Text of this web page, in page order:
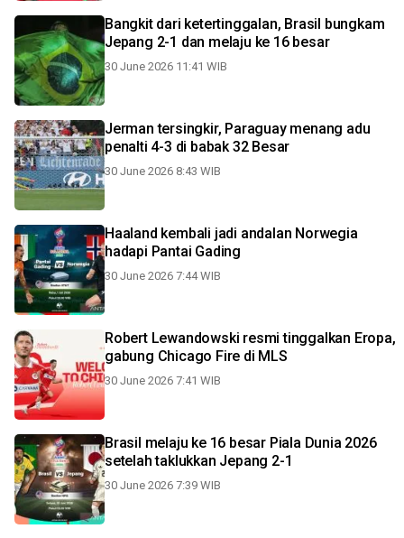
Bangkit dari ketertinggalan, Brasil bungkam
Jepang 2-1 dan melaju ke 16 besar
30 June 2026 11:41 WIB
Jerman tersingkir, Paraguay menang adu
penalti 4-3 di babak 32 Besar
30 June 2026 8:43 WIB
Haaland kembali jadi andalan Norwegia
hadapi Pantai Gading
30 June 2026 7:44 WIB
Robert Lewandowski resmi tinggalkan Eropa,
gabung Chicago Fire di MLS
30 June 2026 7:41 WIB
Brasil melaju ke 16 besar Piala Dunia 2026
setelah taklukkan Jepang 2-1
30 June 2026 7:39 WIB